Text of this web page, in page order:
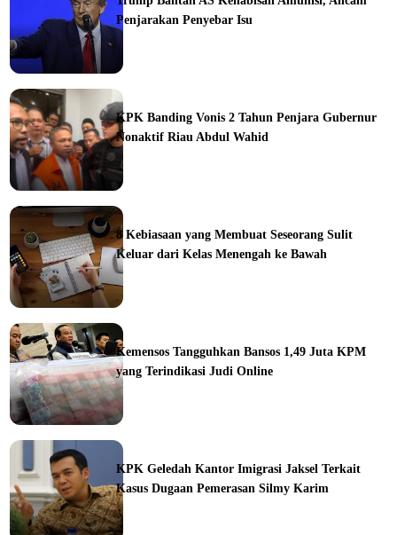
Penjarakan Penyebar Isu
KPK Banding Vonis 2 Tahun Penjara Gubernur
Nonaktif Riau Abdul Wahid
8 Kebiasaan yang Membuat Seseorang Sulit
Keluar dari Kelas Menengah ke Bawah
Kemensos Tangguhkan Bansos 1,49 Juta KPM
yang Terindikasi Judi Online
KPK Geledah Kantor Imigrasi Jaksel Terkait
Kasus Dugaan Pemerasan Silmy Karim